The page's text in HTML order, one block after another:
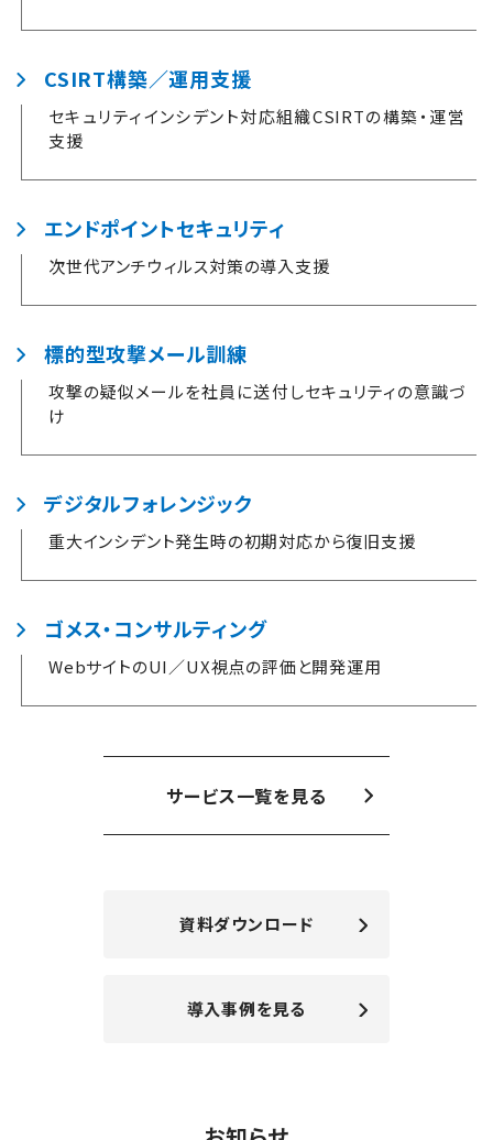
CSIRT構築／運用支援
セキュリティインシデント対応組織CSIRTの構築・運営
支援
エンドポイントセキュリティ
次世代アンチウィルス対策の導入支援
標的型攻撃メール訓練
攻撃の疑似メールを社員に送付しセキュリティの意識づ
け
デジタルフォレンジック
重大インシデント発生時の初期対応から復旧支援
ゴメス・コンサルティング
WebサイトのUI／UX視点の評価と開発運用
サービス一覧を見る
資料ダウンロード
導入事例を見る